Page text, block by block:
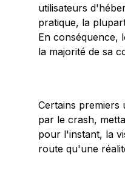
utilisateurs
pratique, la
En conséquence,
la majorité de sa
Certains
par le crash,
pour l'instant, la
route qu'une